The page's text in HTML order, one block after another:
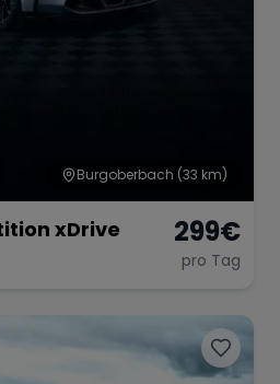
Burgoberbach (33 km)
xDrive 299€
pro Tag